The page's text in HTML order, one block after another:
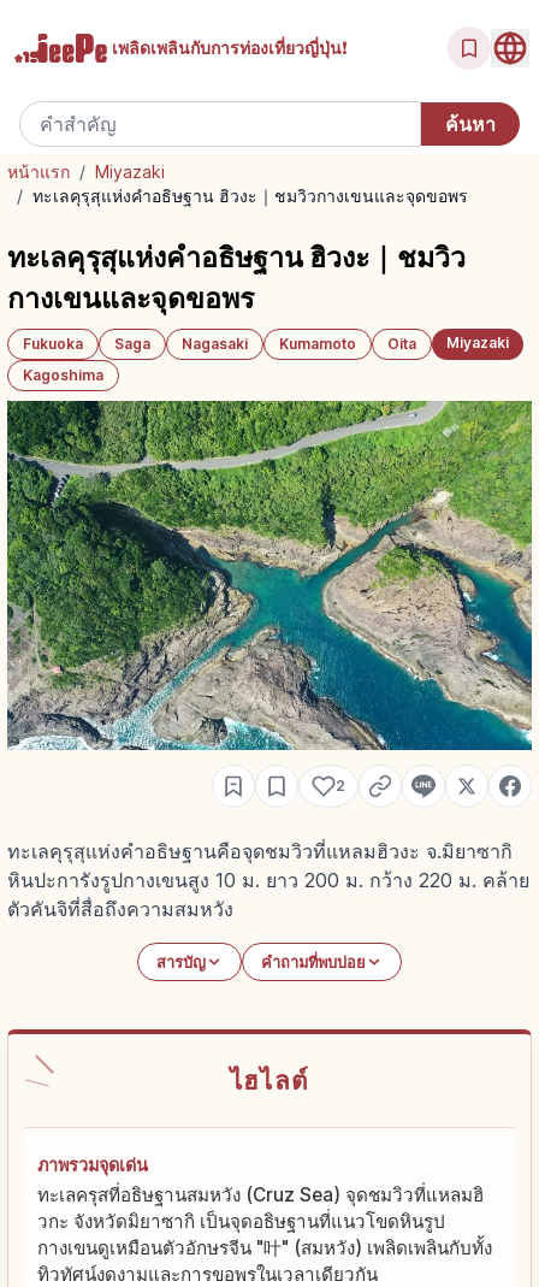
เพลิดเพลินกับการท่องเที่ยวญี่ปุ่น!
หน้าแรก / Miyazaki
/ ทะเลคุรุสุแห่งคำอธิษฐาน ฮิวงะ｜ชมวิวกางเขนและจุดขอพร
ทะเลคุรุสุแห่งคำอธิษฐาน ฮิวงะ｜ชมวิว
กางเขนและจุดขอพร
Fukuoka Saga Nagasaki Kumamoto Oita
Miyazaki
Kagoshima
2
ทะเลคุรุสุแห่งคำอธิษฐานคือจุดชมวิวที่แหลมฮิวงะ จ.มิยาซากิ
หินปะการังรูปกางเขนสูง 10 ม. ยาว 200 ม. กว้าง 220 ม. คล้าย
ตัวคันจิที่สื่อถึงความสมหวัง
สารบัญ คำถามที่พบบ่อย
ไฮไลต์
ภาพรวมจุดเด่น
ทะเลครุสที่อธิษฐานสมหวัง (Cruz Sea) จุดชมวิวที่แหลมฮิ
วกะ จังหวัดมิยาซากิ เป็นจุดอธิษฐานที่แนวโขดหินรูป
กางเขนดูเหมือนตัวอักษรจีน "叶" (สมหวัง) เพลิดเพลินกับทั้ง
ทิวทัศน์งดงามและการขอพรในเวลาเดียวกัน